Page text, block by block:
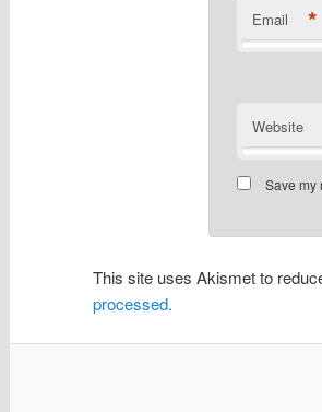
Email *
Website
Save my
This site uses Akismet to
processed.